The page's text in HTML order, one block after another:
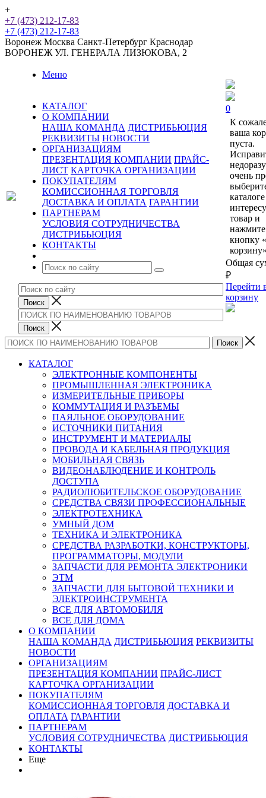
+
+7 (473) 212-17-83
+7 (473) 212-17-83
Воронеж Москва Санкт-Петербург Краснодар
ВОРОНЕЖ УЛ. ГЕНЕРАЛА ЛИЗЮКОВА, 2
Меню
КАТАЛОГ
О КОМПАНИИ
НАША КОМАНДА ДИСТРИБЬЮЦИЯ
РЕКВИЗИТЫ НОВОСТИ
ОРГАНИЗАЦИЯМ
ПРЕЗЕНТАЦИЯ КОМПАНИИ ПРАЙС-
ЛИСТ КАРТОЧКА ОРГАНИЗАЦИИ
ПОКУПАТЕЛЯМ
КОМИССИОННАЯ ТОРГОВЛЯ
ДОСТАВКА И ОПЛАТА ГАРАНТИИ
ПАРТНЕРАМ
УСЛОВИЯ СОТРУДНИЧЕСТВА
ДИСТРИБЬЮЦИЯ
КОНТАКТЫ
0
К
ваша
пуста.
очень
каталоге
товар и
нажмите
кнопку
Общая
₽
Перейти
корзину
КАТАЛОГ
ЭЛЕКТРОННЫЕ КОМПОНЕНТЫ
ПРОМЫШЛЕННАЯ ЭЛЕКТРОНИКА
ИЗМЕРИТЕЛЬНЫЕ ПРИБОРЫ
КОММУТАЦИЯ И РАЗЪЕМЫ
ПАЯЛЬНОЕ ОБОРУДОВАНИЕ
ИСТОЧНИКИ ПИТАНИЯ
ИНСТРУМЕНТ И МАТЕРИАЛЫ
ПРОВОДА И КАБЕЛЬНАЯ ПРОДУКЦИЯ
МОБИЛЬНАЯ СВЯЗЬ
ВИДЕОНАБЛЮДЕНИЕ И КОНТРОЛЬ
ДОСТУПА
РАДИОЛЮБИТЕЛЬСКОЕ ОБОРУДОВАНИЕ
СРЕДСТВА СВЯЗИ ПРОФЕССИОНАЛЬНЫЕ
ЭЛЕКТРОТЕХНИКА
УМНЫЙ ДОМ
ТЕХНИКА И ЭЛЕКТРОНИКА
СРЕДСТВА РАЗРАБОТКИ, КОНСТРУКТОРЫ,
ПРОГРАММАТОРЫ, МОДУЛИ
ЗАПЧАСТИ ДЛЯ РЕМОНТА ЭЛЕКТРОНИКИ
ЭТМ
ЗАПЧАСТИ ДЛЯ БЫТОВОЙ ТЕХНИКИ И
ЭЛЕКТРОИНСТРУМЕНТА
ВСЕ ДЛЯ АВТОМОБИЛЯ
ВСЕ ДЛЯ ДОМА
О КОМПАНИИ
НАША КОМАНДА ДИСТРИБЬЮЦИЯ РЕКВИЗИТЫ
НОВОСТИ
ОРГАНИЗАЦИЯМ
ПРЕЗЕНТАЦИЯ КОМПАНИИ ПРАЙС-ЛИСТ
КАРТОЧКА ОРГАНИЗАЦИИ
ПОКУПАТЕЛЯМ
КОМИССИОННАЯ ТОРГОВЛЯ ДОСТАВКА И
ОПЛАТА ГАРАНТИИ
ПАРТНЕРАМ
УСЛОВИЯ СОТРУДНИЧЕСТВА ДИСТРИБЬЮЦИЯ
КОНТАКТЫ
Еще